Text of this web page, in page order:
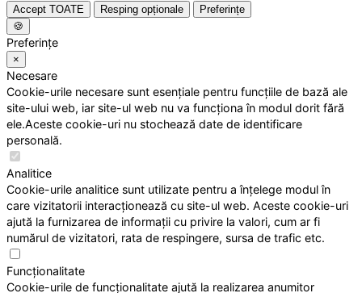
Accept TOATE Resping opționale
Preferințe
🍪
Preferințe
×
Necesare
Cookie-urile necesare sunt esențiale pentru funcțiile de bază ale
site-ului web, iar site-ul web nu va funcționa în modul dorit fără
ele.Aceste cookie-uri nu stochează date de identificare
personală.
Analitice
Cookie-urile analitice sunt utilizate pentru a înțelege modul în
care vizitatorii interacționează cu site-ul web. Aceste cookie-uri
ajută la furnizarea de informații cu privire la valori, cum ar fi
numărul de vizitatori, rata de respingere, sursa de trafic etc.
Funcționalitate
Cookie-urile de funcționalitate ajută la realizarea anumitor